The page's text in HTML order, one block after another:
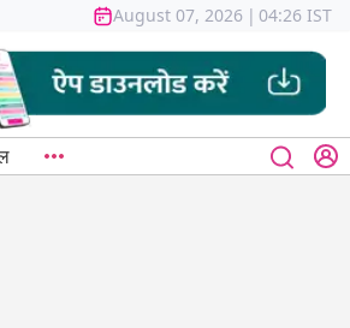
August 07, 2026 | 04:26 IST